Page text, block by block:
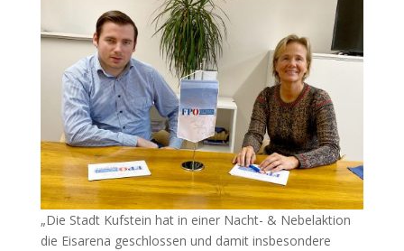
„Die Stadt Kufstein hat in einer Nacht- & Nebelaktion
die Eisarena geschlossen und damit insbesondere